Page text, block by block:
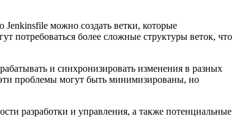
можно создать ветки, которые
потребоваться более сложные структуры веток, что
и синхронизировать изменения в разных
проблемы могут быть минимизированы, но
разработки и управления, а также потенциальные